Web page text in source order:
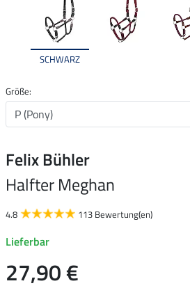
SCHWARZ
Größe:
Felix Bühler
Halfter Meghan
4.8 113 Bewertung(en)
Lieferbar
27,90 €